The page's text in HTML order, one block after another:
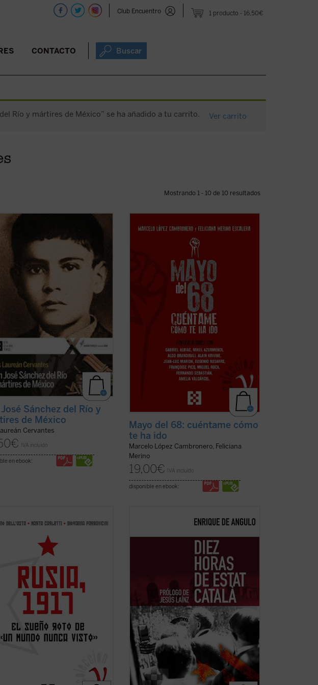
1 producto 16,50€
Club Encuentro
CONTACTO Buscar
Río y mártires de México” se ha añadido a tu carrito. Ver carrito
Mostrando 1 - 10 de 10 resultados
pasó para que muchos católicos se
contra el gobierno? ¿Fue
la guerra de los cristeros? El
mártir, no sólo responde a estas
con documentos, sino que
Sánchez del Río y
de México
Cervantes
€ IVA incluido
en ebook:
Este libro aborda, a partir de
conversaciones con relevantes
personalidades españolas y europeas
(protagonistas todas ellas de aquellos
acontecimientos), diferentes aspectos
fundamentales de aquel frenético mes
de mayo, tales como la experiencia ...
Mayo del 68: cuéntame cómo
te ha ido
Marcelo López Cambronero, Feliciana
Merino
19,00€ IVA incluido
disponible en ebook:
años después de la Revolución de
precisa y completa descripción de
causas, los hechos y las
inmediatas de este
que en pocos años
un cambio ...(ver ficha)
Este libro recoge la narración fidedigna
lugar en Barcelona la noche del 6 al 7 de
octubre de 1934, realizada por quien
fuera testigo directo de los mismos al
encontrarse "en primera línea" para